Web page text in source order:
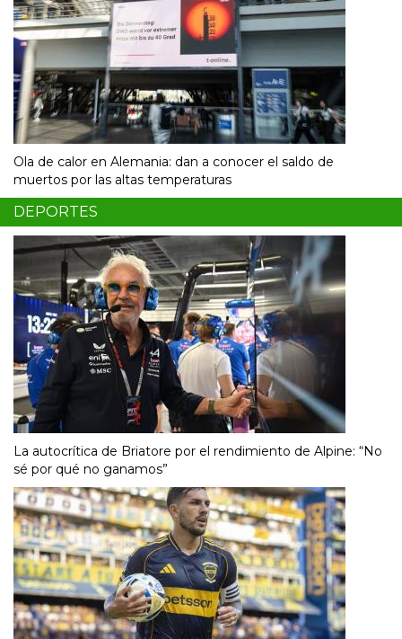
Ola de calor en Alemania: dan a conocer el saldo de
muertos por las altas temperaturas
DEPORTES
La autocrítica de Briatore por el rendimiento de Alpine: “No
sé por qué no ganamos”